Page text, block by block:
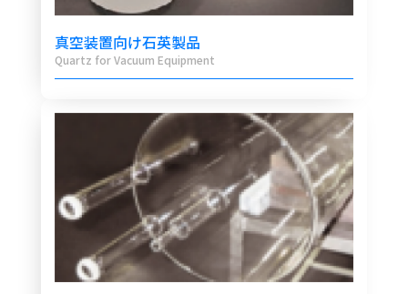
真空装置向け石英製品
Quartz for Vacuum Equipment